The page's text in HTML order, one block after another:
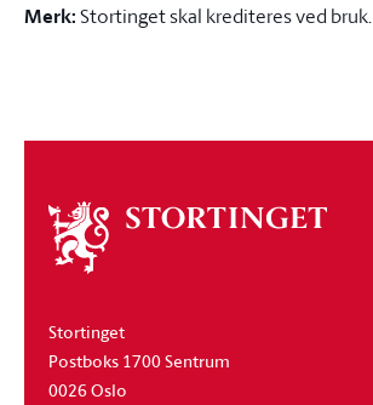
Merk:Stortinget skal krediteres ved bruk.
Om
stortinget
Stortinget
Postboks 1700 Sentrum
0026 Oslo